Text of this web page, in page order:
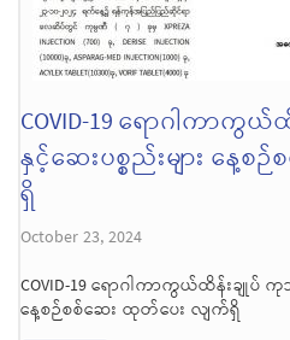
COVID-19 ရောဂါကာကွ
နှင့်ဆေးပစ္စည်းများ နေ့
ရှိ
October 23, 2024
COVID-19 ရောဂါကာကွယ်ထိန်းချုပ် ကု
နေ့စဉ်စစ်ဆေး ထုတ်ပေး လျက်ရှိ